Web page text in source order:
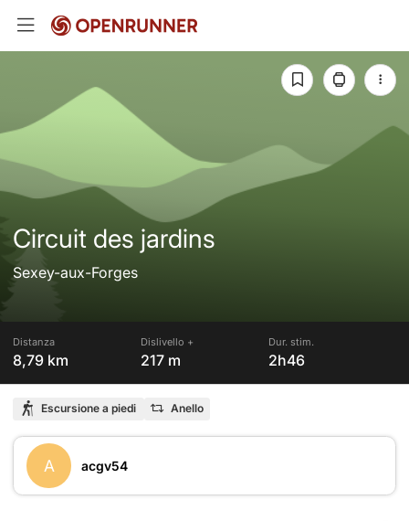
Circuit des jardins
Sexey-aux-Forges
Distanza
8,79 km
Dislivello +
217 m
Dur. stim.
2h46
Escursione a piedi Anello
A acgv54